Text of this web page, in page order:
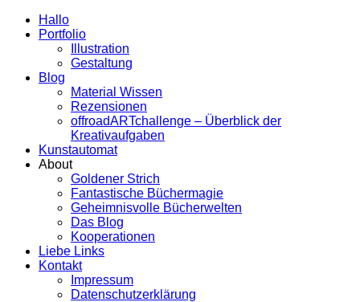
Hallo
Portfolio
Illustration
Gestaltung
Blog
Material Wissen
Rezensionen
offroadARTchallenge – Überblick der
Kreativaufgaben
Kunstautomat
About
Goldener Strich
Fantastische Büchermagie
Geheimnisvolle Bücherwelten
Das Blog
Kooperationen
Liebe Links
Kontakt
Impressum
Datenschutzerklärung